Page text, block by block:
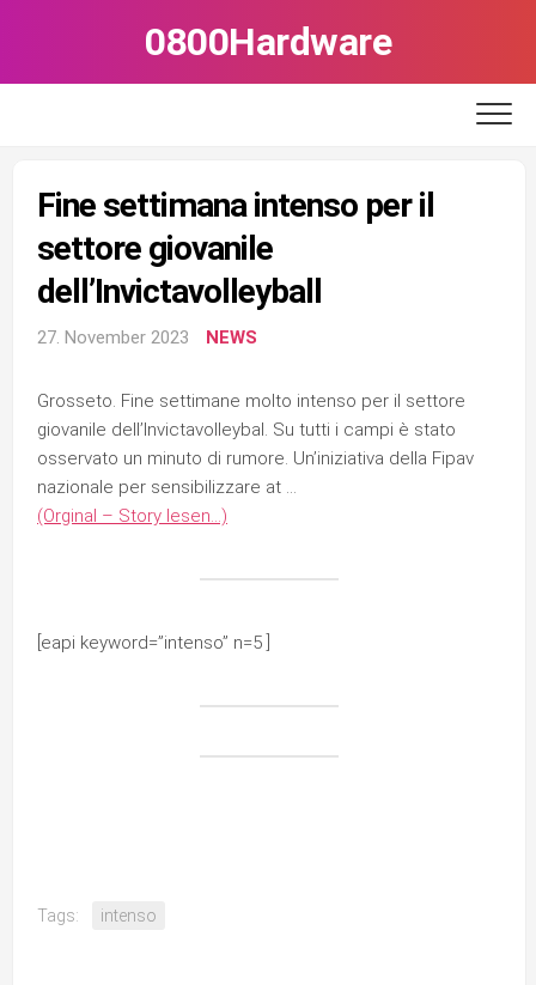
0800Hardware
Fine settimana intenso per il
settore giovanile
dell’Invictavolleyball
27. November 2023 NEWS
Grosseto. Fine settimane molto intenso per il settore
giovanile dell’Invictavolleybal. Su tutti i campi è stato
osservato un minuto di rumore. Un’iniziativa della Fipav
nazionale per sensibilizzare at …
(Orginal – Story lesen…)
[eapi keyword=”intenso” n=5 ]
Tags: intenso